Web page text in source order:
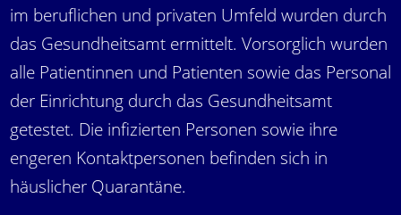
im beruflichen und privaten Umfeld wurden durch
das Gesundheitsamt ermittelt. Vorsorglich wurden
alle Patientinnen und Patienten sowie das Personal
der Einrichtung durch das Gesundheitsamt
getestet. Die infizierten Personen sowie ihre
engeren Kontaktpersonen befinden sich in
häuslicher Quarantäne.